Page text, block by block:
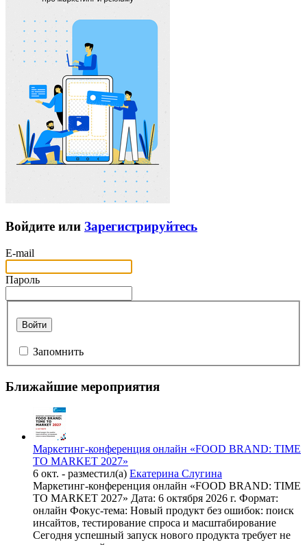
Войдите или Зарегистрируйтесь
E-mail
Пароль
Войти
Запомнить
Ближайшие мероприятия
Маркетинг-конференция онлайн «FOOD BRAND: TIME
TO MARKET 2027»
6 окт. - разместил(а) Екатерина Слугина
Маркетинг-конференция онлайн «FOOD BRAND: TIME
TO MARKET 2027» Дата: 6 октября 2026 г. Формат:
онлайн Фокус-тема: Новый продукт без ошибок: поиск
инсайтов, тестирование спроса и масштабирование
Сегодня успешный запуск нового продукта требует не